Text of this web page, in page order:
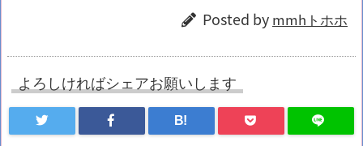
Posted by mmhトホホ
よろしければシェアお願いします
B!